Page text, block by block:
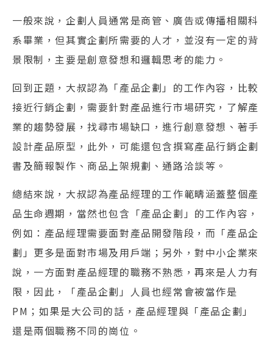
一般來說，企劃人員通常是商管、廣告或傳播相關科
系畢業，但其實企劃所需要的人才，並沒有一定的背
景限制，主要是創意發想和邏輯思考的能力。
回到正題，大叔認為「產品企劃」的工作內容，比較
接近行銷企劃，需要針對產品進行市場研究，了解產
業的趨勢發展，找尋市場缺口，進行創意發想、著手
設計產品原型，此外，可能還包含撰寫產品行銷企劃
書及簡報製作、商品上架規劃、通路洽談等。
總結來說，大叔認為產品經理的工作範疇涵蓋整個產
品生命週期，當然也包含「產品企劃」的工作內容，
例如：產品經理需要面對產品開發階段，而「產品企
劃」更多是面對市場及用戶端；另外，對中小企業來
說，一方面對產品經理的職務不熟悉，再來是人力有
限，因此，「產品企劃」人員也經常會被當作是
PM；如果是大公司的話，產品經理與「產品企劃」
還是兩個職務不同的崗位。